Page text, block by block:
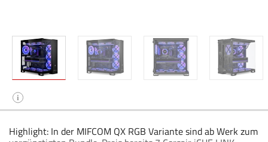
i
Highlight: In der MIFCOM QX RGB Variante sind ab Werk zum